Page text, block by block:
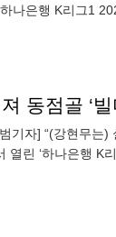
나은행 K리그1
기자] “(강현무는
열린 ‘하나은행 K